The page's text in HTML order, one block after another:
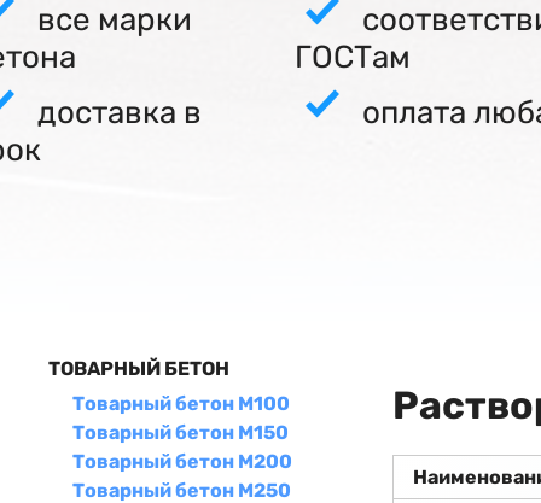
все марки
ГОСТам
доставка в
оплата
ТОВАРНЫЙ БЕТОН
Товарный бетон М100
Товарный бетон М150
Товарный бетон М200
Товарный бетон М250